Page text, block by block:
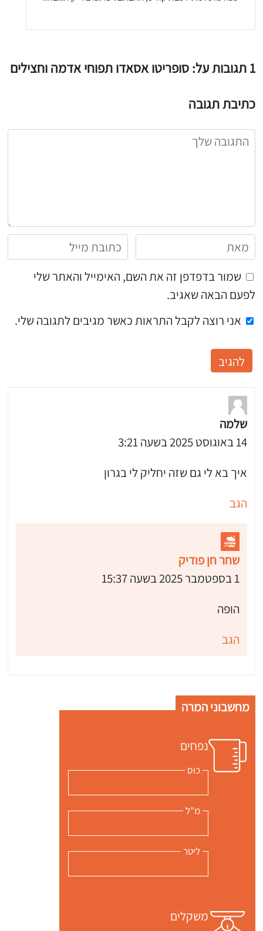
1 תגובות על: סופריטו אסאדו תפוחי אדמה וחצילים
כתיבת תגובה
שמור בדפדפן זה את השם, האימייל והאתר שלי
לפעם הבאה שאגיב.
אני רוצה לקבל התראות כאשר מגיבים לתגובה שלי.
שלמה
14 באוגוסט 2025 בשעה 3:21
איך בא לי גם שזה יחליק לי בגרון
הגב
שחר חן פודיק
1 בספטמבר 2025 בשעה 15:37
הופה
הגב
מחשבוני המרה
נפחים
כוס
מ"ל
ליטר
משקלים